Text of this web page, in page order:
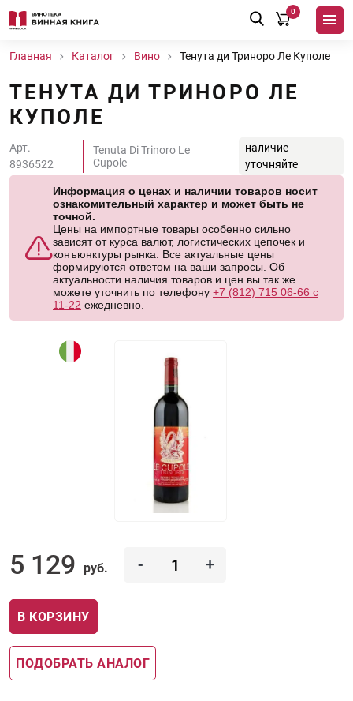
0
Главная Каталог Вино Тенута ди Триноро Ле Куполе
ТЕНУТА ДИ ТРИНОРО ЛЕ
КУПОЛЕ
Арт.
8936522
Tenuta Di Trinoro Le
Cupole
наличие
уточняйте
Информация о ценах и наличии товаров носит
ознакомительный характер и может быть не
точной.
Цены на импортные товары особенно сильно
зависят от курса валют, логистических цепочек и
конъюнктуры рынка. Все актуальные цены
формируются ответом на ваши запросы. Об
актуальности наличия товаров и цен вы так же
можете уточнить по телефону +7 (812) 715 06-66 с
11-22 ежедневно.
5 129 руб. - +
В КОРЗИНУ
ПОДОБРАТЬ АНАЛОГ